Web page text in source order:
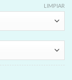
LIMPIAR